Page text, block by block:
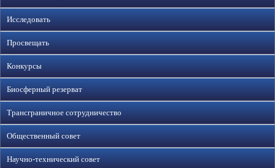
Исследовать
Просвещать
Конкурсы
Биосферный резерват
Трансграничное сотрудничество
Общественный совет
Научно-технический совет